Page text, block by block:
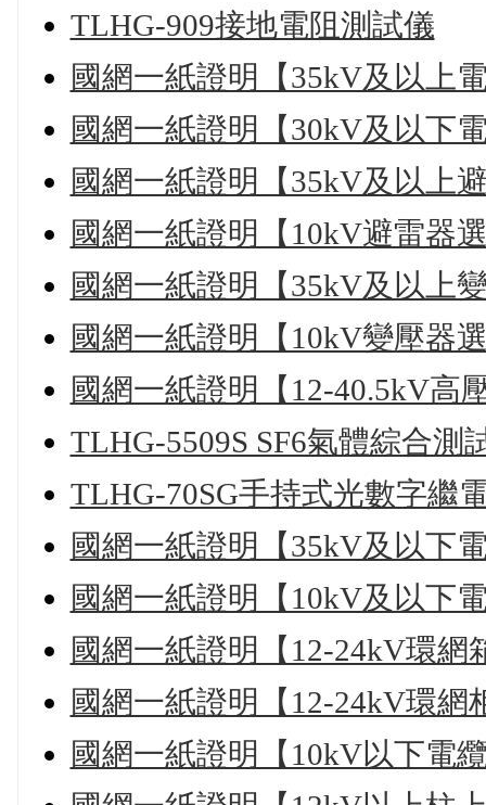
TLHG-909接地電阻測試儀
國網一紙證明【35kV及以上
國網一紙證明【30kV及以下
國網一紙證明【35kV及以上
國網一紙證明【10kV避雷器
國網一紙證明【35kV及以上
國網一紙證明【10kV變壓器
國網一紙證明【12-40.5kV高
TLHG-5509S SF6氣體綜合測
TLHG-70SG手持式光數字繼
國網一紙證明【35kV及以下
國網一紙證明【10kV及以下
國網一紙證明【12-24kV環網
國網一紙證明【12-24kV環網
國網一紙證明【10kV以下電